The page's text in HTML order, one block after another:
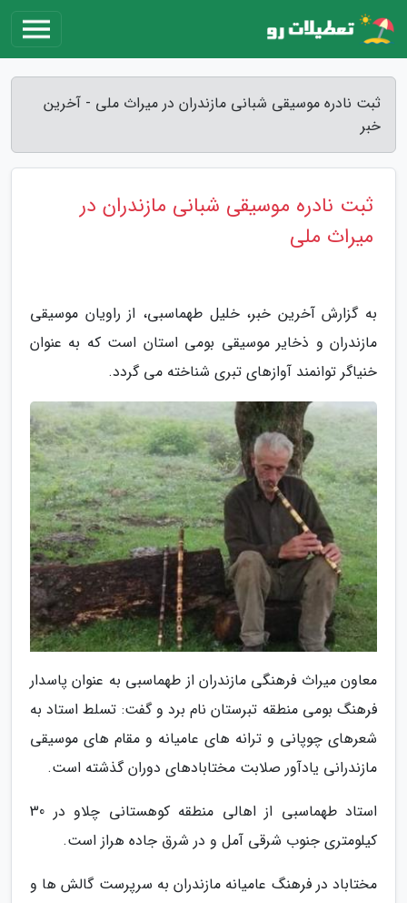
ثبت نادره موسیقی شبانی مازندران در میراث ملی - آخرین
خبر
ثبت نادره موسیقی شبانی مازندران در
میراث ملی
به گزارش آخرین خبر، خلیل طهماسبی، از راویان موسیقی
مازندران و ذخایر موسیقی بومی استان است که به عنوان
خنیاگر توانمند آوازهای تبری شناخته می گردد.
معاون میراث فرهنگی مازندران از طهماسبی به عنوان پاسدار
فرهنگ بومی منطقه تبرستان نام برد و گفت: تسلط استاد به
شعرهای چوپانی و ترانه های عامیانه و مقام های موسیقی
مازندرانی یادآور صلابت مختابادهای دوران گذشته است.
استاد طهماسبی از اهالی منطقه کوهستانی چلاو در 30
کیلومتری جنوب شرقی آمل و در شرق جاده هراز است.
مختاباد در فرهنگ عامیانه مازندران به سرپرست گالش ها و